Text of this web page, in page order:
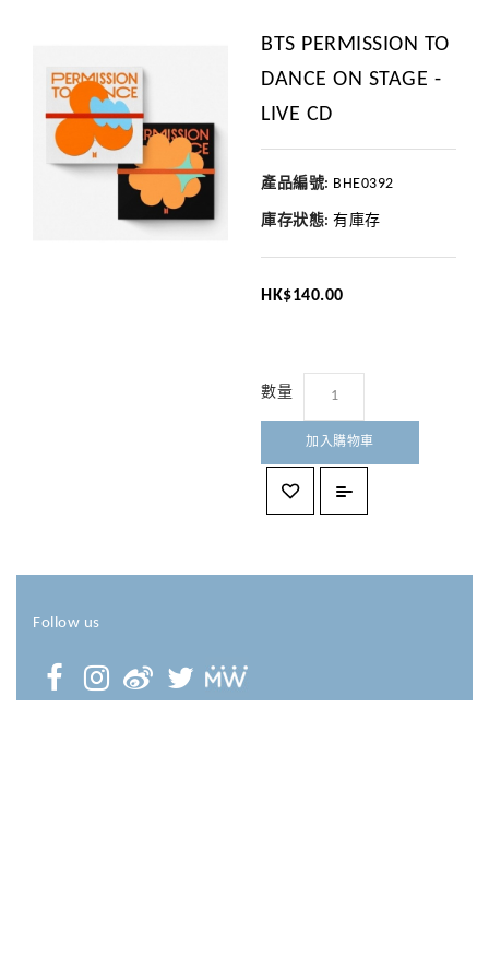
BTS PERMISSION TO
DANCE ON STAGE -
LIVE CD
產品編號: BHE0392
庫存狀態: 有庫存
HK$140.00
數量
加入購物車
Follow us